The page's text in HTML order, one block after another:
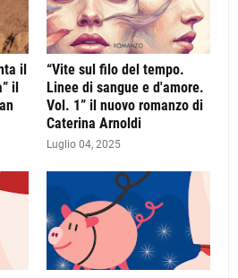
il
il
“Vite sul filo del tempo.
Linee di sangue e d'amore.
Vol. 1” il nuovo romanzo di
Caterina Arnoldi
Luglio 04, 2025